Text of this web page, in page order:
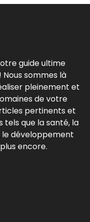
guide ultime
sommes là
pleinement et
de votre
pertinents et
tels que la santé, la
le développement
encore.